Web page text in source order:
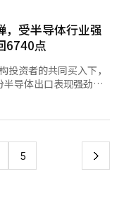
14.37%，
、ABL
）等也纷纷上涨。
影响下，外资的大规模
。Kospi在盘中突破
内外主要企业的业绩
工智能（AI）系统翻译
李京敏，代
同比大幅增长82%，
将有相当规模的设备投
导体需求的期待。
指数较前一交易日上
净买入494亿韩元，而
市值前
（4.67%）、
等也呈现上涨趋势。
买入势头仍在持续，预
导体股的表现，以及
出447亿韩元和1080
，而SK海力士也上
现代汽车和SK平方等
Engineering等公司
数下跌0.01%，标准普
。 不过，字
。字母表将今年的
元，并表示明年将大幅
，受半导体行业强
6740点
投资者的共同买入下，
导体出口表现强劲，
资者的信心，三星电子
上涨，以小幅上涨收
元，推动了指数的上
5 下